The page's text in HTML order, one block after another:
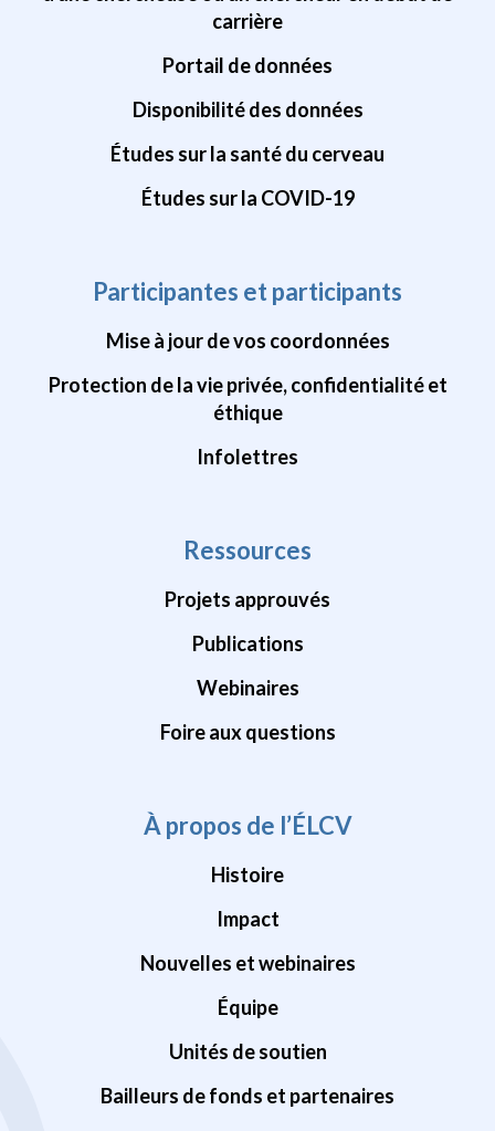
carrière
Portail de données
Disponibilité des données
Études sur la santé du cerveau
Études sur la COVID-19
Participantes et participants
Mise à jour de vos coordonnées
Protection de la vie privée, confidentialité et
éthique
Infolettres
Ressources
Projets approuvés
Publications
Webinaires
Foire aux questions
À propos de l’ÉLCV
Histoire
Impact
Nouvelles et webinaires
Équipe
Unités de soutien
Bailleurs de fonds et partenaires